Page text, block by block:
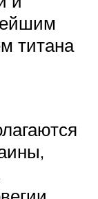
титана